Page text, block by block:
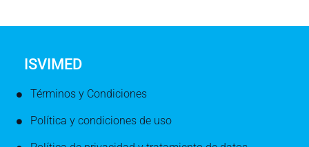
ISVIMED
Términos y Condiciones
Política y condiciones de uso